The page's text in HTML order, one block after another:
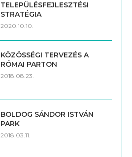
TELEPÜLÉSFEJLESZTÉSI
STRATÉGIA
2020.10.10.
KÖZÖSSÉGI TERVEZÉS A
RÓMAI PARTON
2018.08.23.
BOLDOG SÁNDOR ISTVÁN
PARK
2018.03.11.